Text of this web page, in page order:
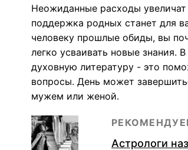
Неожиданные расходы увеличат
поддержка родных станет для
человеку прошлые обиды, вы
легко усваивать новые знания.
духовную литературу - это
вопросы. День может
мужем или женой.
Астрологи